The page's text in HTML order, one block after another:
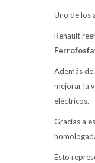
Uno de los
Renault
Además
mejorar la
eléctricos.
Gracias a
Esto